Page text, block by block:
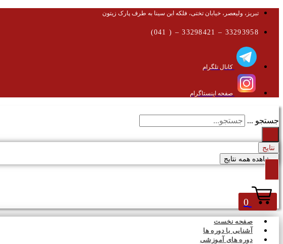
تبریز، ولیعصر، خیابان تختی، فلکه ابن سینا به طرف پارک زیتون
33293958 – 33298421 – ( 041)
کانال تلگرام
صفحه اینستاگرام
جستجو ...
نتایج
مشاهده همه نتایج
0
صفحه نخست
آشنایی با دوره ها
دوره های آموزشی